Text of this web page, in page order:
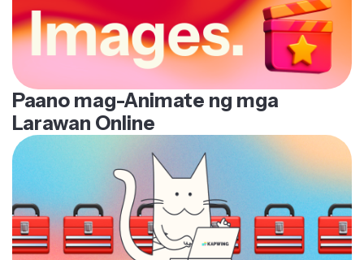
Paano mag-Animate ng mga
Larawan Online